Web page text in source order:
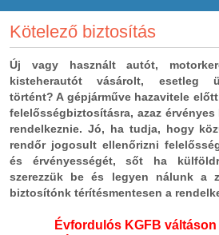
Kötelező biztosítás
Új vagy használt autót,
kisteherautót vásárolt, esetleg
történt? A gépjárműve hazavitele
felelősségbiztosításra, azaz érvényes
rendelkeznie. Jó, ha tudja, hogy
rendőr jogosult ellenőrizni
és érvényességét, sőt ha
szerezzük be és legyen nálunk a
biztosítónk térítésmentesen a
Évfordulós KGFB